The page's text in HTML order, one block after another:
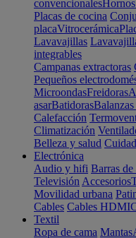
convencionales
Placas de cocina
placaVitrocerámica
Lavavajillas
integrables
Campanas extractoras
Pequeños
MicroondasFreidoras
asarBatidoras
Calefacción
Climatización
Belleza y salud
Electrónica
Audio y hifi Barras
Televisión Accesorios
Movilidad urbana
Cables Cables HDMI
Textil
Ropa de cama Mantas